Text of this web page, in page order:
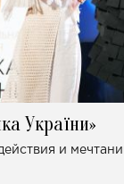
України»
и